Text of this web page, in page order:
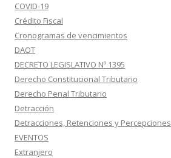
COVID-19
Crédito Fiscal
Cronogramas de vencimientos
DAOT
DECRETO LEGISLATIVO Nº 1395
Derecho Constitucional Tributario
Derecho Penal Tributario
Detracción
Detracciones, Retenciones y Percepciones
EVENTOS
Extranjero